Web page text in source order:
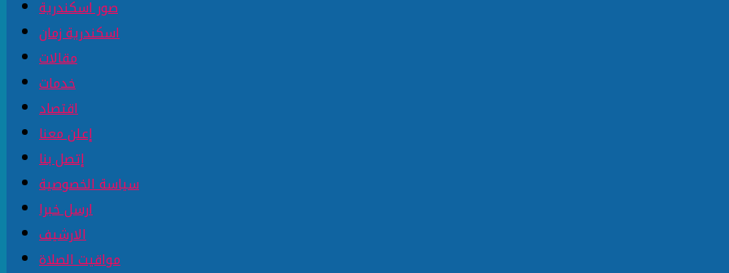
صور اسكندرية
اسكندرية زمان
مقالات
خدمات
اقتصاد
إعلن معنا
إتصل بنا
سياسة الخصوصية
ارسل خبرا
الارشيف
مواقيت الصلاة